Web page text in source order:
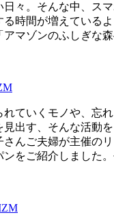
日々。そんな中、ス
る時間が増えている
アマゾンのふしぎな
れていくモノや、忘
見出す、そんな活動
さんご夫婦が主催の
ンをご紹介しました